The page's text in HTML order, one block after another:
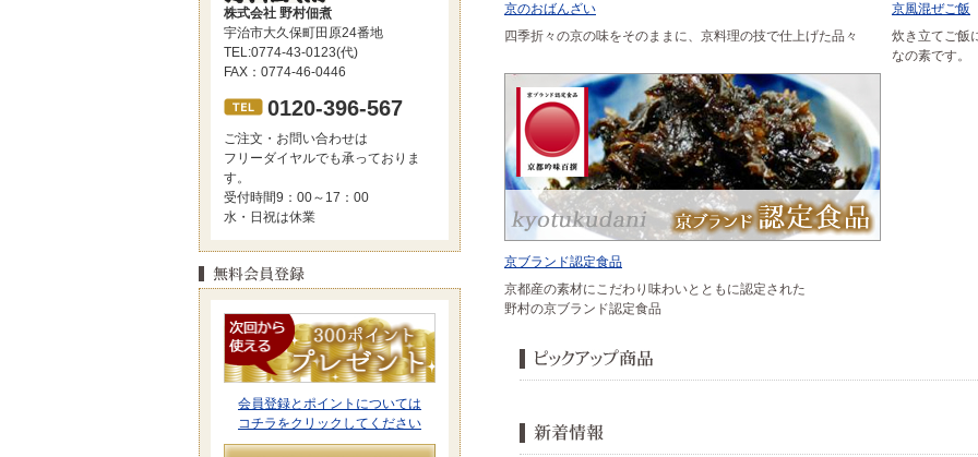
株式会社 野村佃煮
宇治市大久保町田原24番地
TEL:0774-43-0123(代)
FAX：0774-46-0446
0120-396-567
ご注文・お問い合わせは
フリーダイヤルでも承っておりま
す。
受付時間9：00～17：00
水・日祝は休業
会員登録とポイントについては
コチラをクリックしてください
京のおばんざい
四季折々の京の味をそのままに、京料理の技で仕上げた品々
京風混ぜご飯
炊き立てご飯
なの素です。
京ブランド認定食品
京都産の素材にこだわり味わいとともに認定された
野村の京ブランド認定食品